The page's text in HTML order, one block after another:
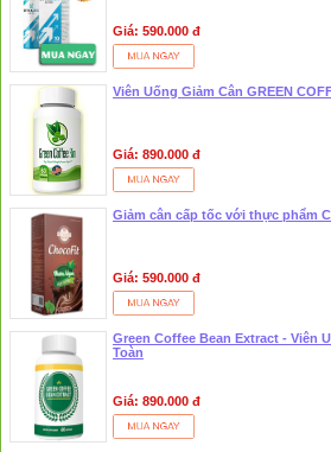
Giá: 590.000 đ
Viên Uống Giảm Cân GREEN
Giá: 890.000 đ
Giảm cân cấp tốc với thực phẩm
Giá: 590.000 đ
Green Coffee Bean Extract - Viên
Toàn
Giá: 890.000 đ